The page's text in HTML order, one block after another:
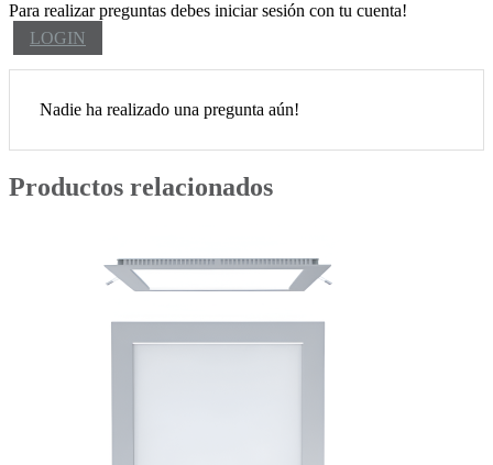
Para realizar preguntas debes iniciar sesión con tu cuenta!
LOGIN
Nadie ha realizado una pregunta aún!
Productos relacionados